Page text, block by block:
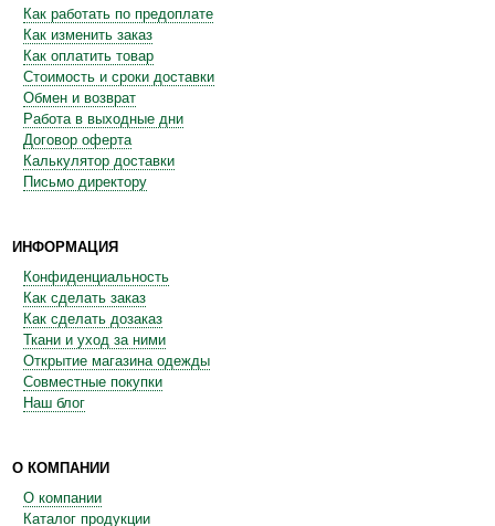
Как работать по предоплате
Как изменить заказ
Как оплатить товар
Стоимость и сроки доставки
Обмен и возврат
Работа в выходные дни
Договор оферта
Калькулятор доставки
Письмо директору
ИНФОРМАЦИЯ
Конфиденциальность
Как сделать заказ
Как сделать дозаказ
Ткани и уход за ними
Открытие магазина одежды
Совместные покупки
Наш блог
О КОМПАНИИ
О компании
Каталог продукции